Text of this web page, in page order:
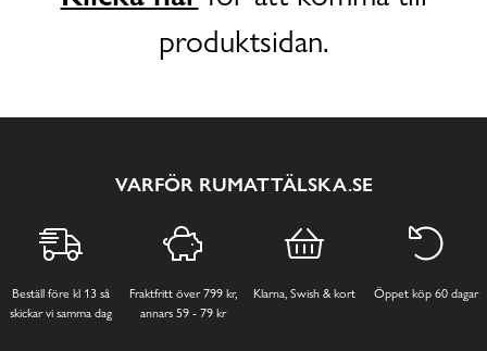
produktsidan.
VARFÖR RUMATTÄLSKA.SE
Beställ före kl 13 så
skickar vi samma dag
Fraktfritt över 799 kr,
annars 59 - 79 kr
Klarna, Swish & kort Öppet köp 60 dagar